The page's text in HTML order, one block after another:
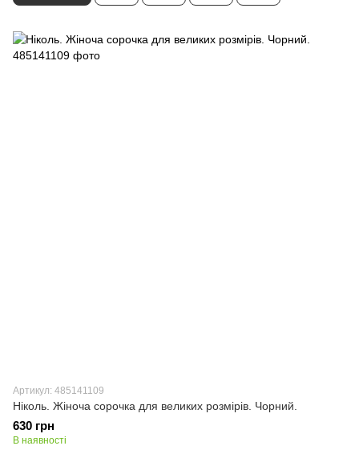
Артикул: 485141109
Ніколь. Жіноча сорочка для великих розмірів. Чорний.
630 грн
В наявності